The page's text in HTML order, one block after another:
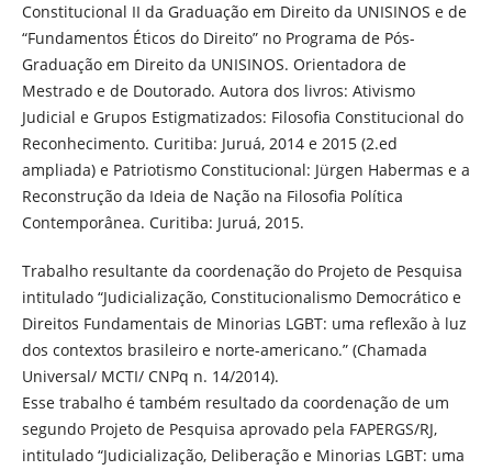
Constitucional II da Graduação em Direito da UNISINOS e de
“Fundamentos Éticos do Direito” no Programa de Pós-
Graduação em Direito da UNISINOS. Orientadora de
Mestrado e de Doutorado. Autora dos livros: Ativismo
Judicial e Grupos Estigmatizados: Filosofia Constitucional do
Reconhecimento. Curitiba: Juruá, 2014 e 2015 (2.ed
ampliada) e Patriotismo Constitucional: Jürgen Habermas e a
Reconstrução da Ideia de Nação na Filosofia Política
Contemporânea. Curitiba: Juruá, 2015.
Trabalho resultante da coordenação do Projeto de Pesquisa
intitulado “Judicialização, Constitucionalismo Democrático e
Direitos Fundamentais de Minorias LGBT: uma reflexão à luz
dos contextos brasileiro e norte-americano.” (Chamada
Universal/ MCTI/ CNPq n. 14/2014).
Esse trabalho é também resultado da coordenação de um
segundo Projeto de Pesquisa aprovado pela FAPERGS/RJ,
intitulado “Judicialização, Deliberação e Minorias LGBT: uma